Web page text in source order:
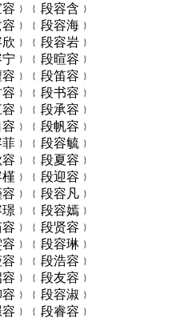
﹜﹛段容含﹜
﹜﹛段容海﹜
﹜﹛段容岩﹜
﹜﹛段暄容﹜
﹜﹛段笛容﹜
﹜﹛段书容﹜
﹜﹛段承容﹜
﹜﹛段帆容﹜
﹜﹛段容毓﹜
﹜﹛段夏容﹜
﹜﹛段迎容﹜
﹜﹛段容凡﹜
﹜﹛段容嫣﹜
﹜﹛段贤容﹜
﹜﹛段容琳﹜
﹜﹛段浩容﹜
﹜﹛段友容﹜
﹜﹛段容淑﹜
﹜﹛段睿容﹜